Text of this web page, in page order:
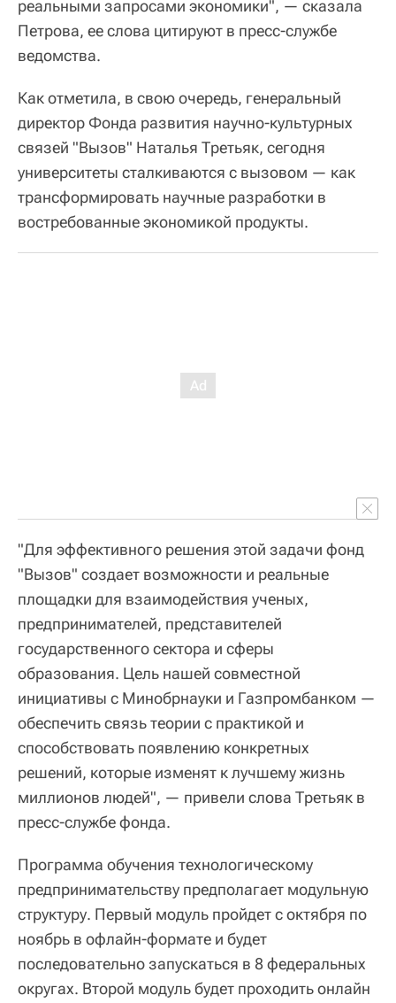
реальными запросами экономики", — сказала
Петрова, ее слова цитируют в пресс-службе
ведомства.
Как отметила, в свою очередь, генеральный
директор Фонда развития научно-культурных
связей "Вызов" Наталья Третьяк, сегодня
университеты сталкиваются с вызовом — как
трансформировать научные разработки в
востребованные экономикой продукты.
"Для эффективного решения этой задачи фонд
"Вызов" создает возможности и реальные
площадки для взаимодействия ученых,
предпринимателей, представителей
государственного сектора и сферы
образования. Цель нашей совместной
инициативы с Минобрнауки и Газпромбанком —
обеспечить связь теории с практикой и
способствовать появлению конкретных
решений, которые изменят к лучшему жизнь
миллионов людей", — привели слова Третьяк в
пресс-службе фонда.
Программа обучения технологическому
предпринимательству предполагает модульную
структуру. Первый модуль пройдет с октября по
ноябрь в офлайн-формате и будет
последовательно запускаться в 8 федеральных
округах. Второй модуль будет проходить онлайн